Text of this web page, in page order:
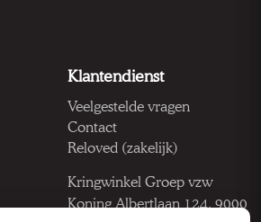
Klantendienst
Veelgestelde vragen
Contact
Reloved (zakelijk)
Kringwinkel Groep vzw
Koning Albertlaan 124, 9000